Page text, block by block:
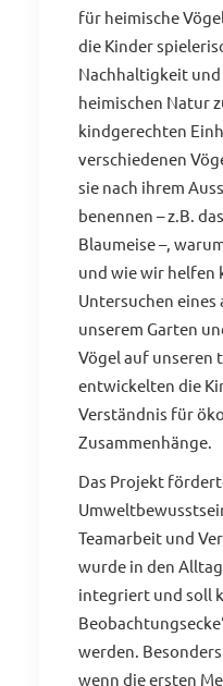
für heimische
die Kinder
Nachhaltigkeit
heimischen Natur
kindgerechten
verschiedenen
sie nach ihrem
benennen – z.B.
Blaumeise –,
und wie wir helfen
Untersuchen eines
unserem Garten
Vögel auf unseren
entwickelten die
Verständnis für
Zusammenhänge.
Das Projekt
Teamarbeit und
wurde in den
integriert und soll
werden.
wenn die ersten